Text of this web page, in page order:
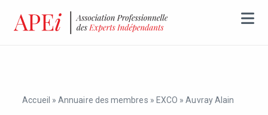
Accueil »Annuaire des membres » EXCO »Auvray Alain